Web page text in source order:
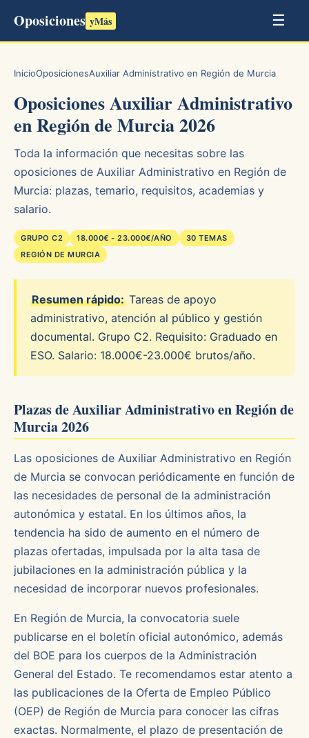
Oposiciones yMás ☰
InicioOposicionesAuxiliar Administrativo en Región de Murcia
Oposiciones Auxiliar Administrativo
en Región de Murcia 2026
Toda la información que necesitas sobre las
oposiciones de Auxiliar Administrativo en Región de
Murcia: plazas, temario, requisitos, academias y
salario.
GRUPO C2 18.000€ - 23.000€/AÑO
30 TEMAS
REGIÓN DE MURCIA
Resumen rápido: Tareas de apoyo
administrativo, atención al público y gestión
documental. Grupo C2. Requisito: Graduado en
ESO. Salario: 18.000€-23.000€ brutos/año.
Plazas de Auxiliar Administrativo en Región de
Murcia 2026
Las oposiciones de Auxiliar Administrativo en Región
de Murcia se convocan periódicamente en función de
las necesidades de personal de la administración
autonómica y estatal. En los últimos años, la
tendencia ha sido de aumento en el número de
plazas ofertadas, impulsada por la alta tasa de
jubilaciones en la administración pública y la
necesidad de incorporar nuevos profesionales.
En Región de Murcia, la convocatoria suele
publicarse en el boletín oficial autonómico, además
del BOE para los cuerpos de la Administración
General del Estado. Te recomendamos estar atento a
las publicaciones de la Oferta de Empleo Público
(OEP) de Región de Murcia para conocer las cifras
exactas. Normalmente, el plazo de presentación de